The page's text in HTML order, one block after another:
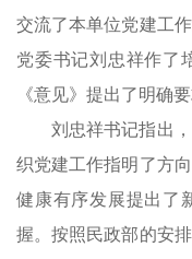
交流了本单位党建工
党委书记刘忠祥作了
《意见》提出了明确要
刘忠祥书记指出
织党建工作指明了方
健康有序发展提出了
握。按照民政部的安